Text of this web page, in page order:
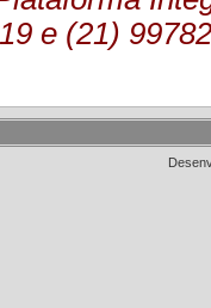
e (21)